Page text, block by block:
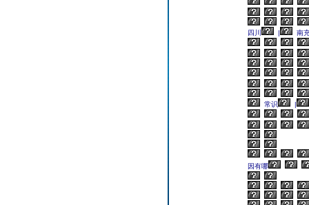
四川 | 南
常识 |
因有哪